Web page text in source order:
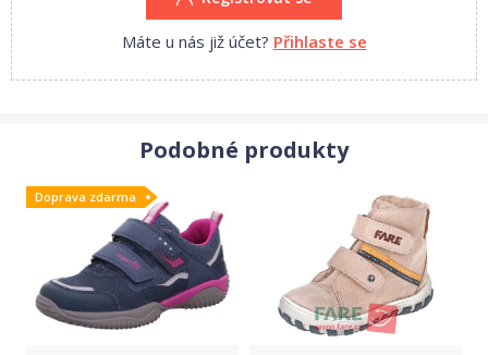
Máte u nás již účet? Přihlaste se
Podobné produkty
Doprava zdarma